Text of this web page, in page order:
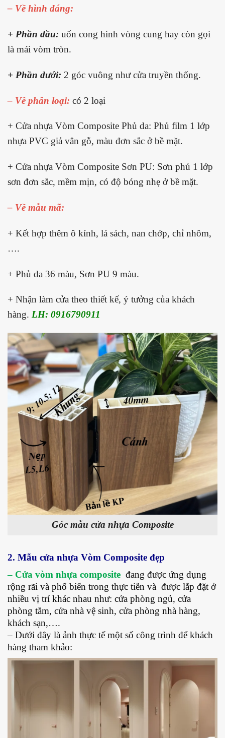
– Về hình dáng:
+ Phần đầu: uốn cong hình vòng cung hay còn gọi
là mái vòm tròn.
+ Phần dưới: 2 góc vuông như cửa truyền thống.
– Về phân loại: có 2 loại
+ Cửa nhựa Vòm Composite Phủ da: Phủ film 1 lớp
nhựa PVC giả vân gỗ, màu đơn sắc ở bề mặt.
+ Cửa nhựa Vòm Composite Sơn PU: Sơn phủ 1 lớp
sơn đơn sắc, mềm mịn, có độ bóng nhẹ ở bề mặt.
– Về mẫu mã:
+ Kết hợp thêm ô kính, lá sách, nan chớp, chỉ nhôm,
….
+ Phủ da 36 màu, Sơn PU 9 màu.
+ Nhận làm cửa theo thiết kế, ý tưởng của khách
hàng. LH: 0916790911
Góc mẫu cửa nhựa Composite
2. Mẫu cửa nhựa Vòm Composite đẹp
– Cửa vòm nhựa composite đang được ứng dụng
rộng rãi và phổ biến trong thực tiễn và được lắp đặt ở
nhiều vị trí khác nhau như: cửa phòng ngủ, cửa
phòng tắm, cửa nhà vệ sinh, cửa phòng nhà hàng,
khách sạn,….
– Dưới đây là ảnh thực tế một số công trình để khách
hàng tham khảo: